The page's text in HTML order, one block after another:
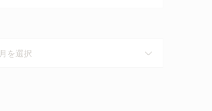
月を選択